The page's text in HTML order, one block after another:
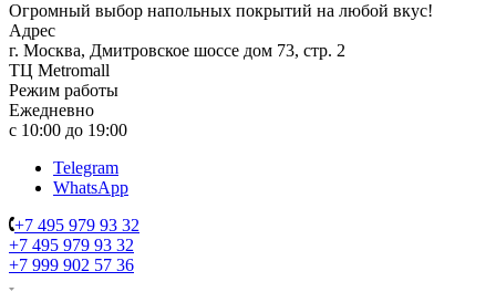
Огромный выбор напольных покрытий на любой вкус!
Адрес
г. Москва, Дмитровское шоссе дом 73, стр. 2
ТЦ Metromall
Режим работы
Ежедневно
с 10:00 до 19:00
Telegram
WhatsApp
+7 495 979 93 32
+7 495 979 93 32
+7 999 902 57 36